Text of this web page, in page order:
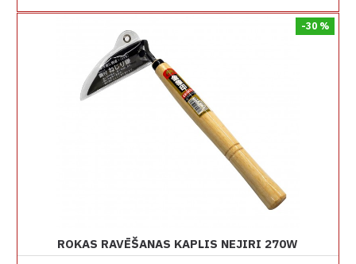
-30 %
ROKAS RAVĒŠANAS KAPLIS NEJIRI 270W